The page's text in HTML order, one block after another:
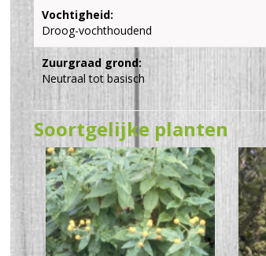
Vochtigheid:
Droog-vochthoudend
Zuurgraad grond:
Neutraal tot basisch
Soortgelijke planten